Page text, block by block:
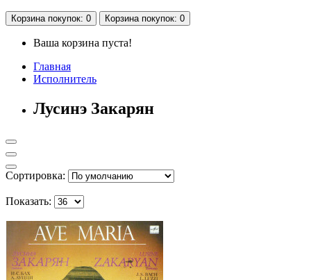
Корзина покупок: 0 Корзина покупок: 0
Ваша корзина пуста!
Главная
Исполнитель
Лусинэ Закарян
Сортировка:
Показать: